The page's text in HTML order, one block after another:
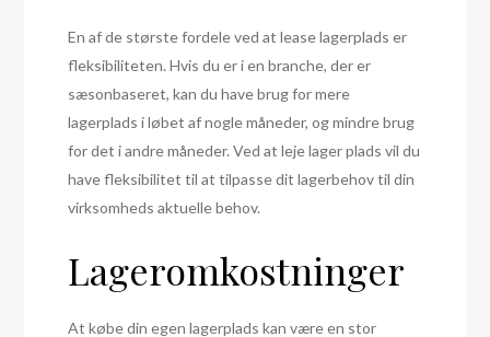
En af de største fordele ved at lease lagerplads er
fleksibiliteten. Hvis du er i en branche, der er
sæsonbaseret, kan du have brug for mere
lagerplads i løbet af nogle måneder, og mindre brug
for det i andre måneder. Ved at leje lager plads vil du
have fleksibilitet til at tilpasse dit lagerbehov til din
virksomheds aktuelle behov.
Lageromkostninger
At købe din egen lagerplads kan være en stor